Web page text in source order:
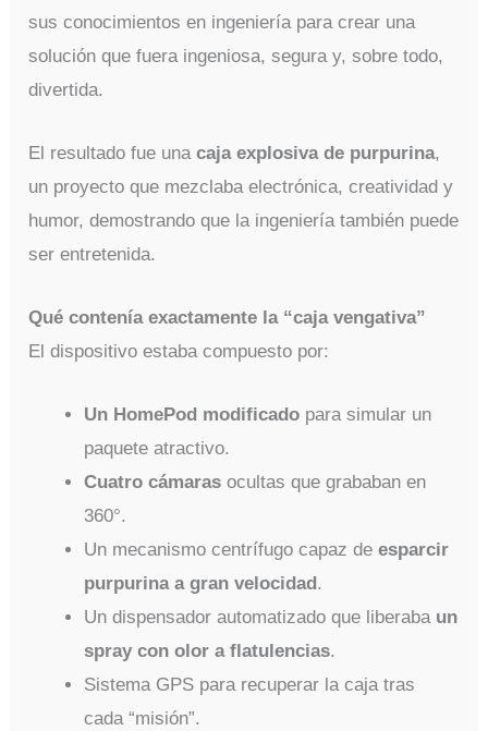
sus conocimientos en ingeniería para crear una
solución que fuera ingeniosa, segura y, sobre todo,
divertida.
El resultado fue unacaja explosiva de purpurina,
un proyecto que mezclaba electrónica, creatividad y
humor, demostrando que la ingeniería también puede
ser entretenida.
Qué contenía exactamente la “caja vengativa”
El dispositivo estaba compuesto por:
Un HomePod modificado para simular un
paquete atractivo.
Cuatro cámaras ocultas que grababan en
360°.
Un mecanismo centrífugo capaz deesparcir
purpurina a gran velocidad .
Un dispensador automatizado que liberaba un
spray con olor a flatulencias.
Sistema GPS para recuperar la caja tras
cada “misión”.